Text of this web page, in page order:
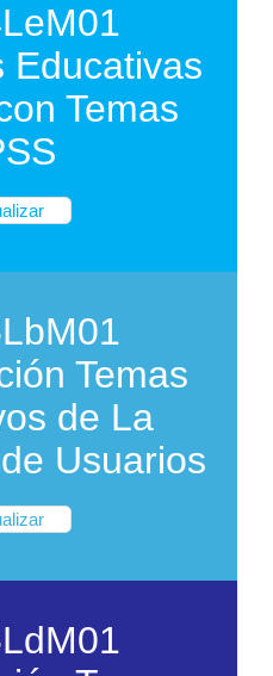
Educativas
Temas
Temas
de La
Usuarios